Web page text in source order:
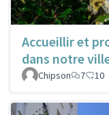
Accueillir et
dans notre
Chipson
7 10